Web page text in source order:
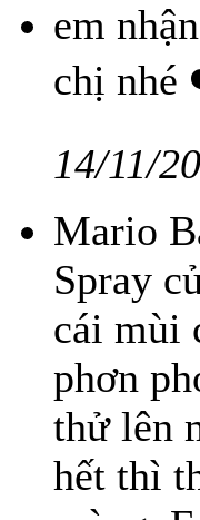
em
chị
14/11/
Mario
Spray
cái mùi
phơn
thử lên
hết thì